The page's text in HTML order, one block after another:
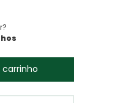
carrinho